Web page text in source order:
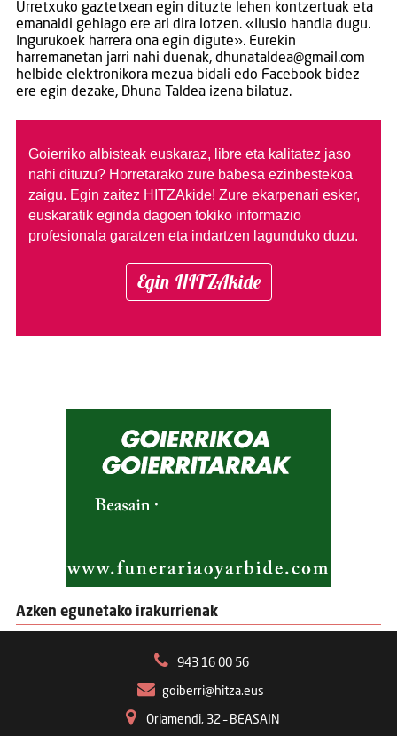
Urretxuko gaztetxean egin dituzte lehen kontzertuak eta
emanaldi gehiago ere ari dira lotzen. «Ilusio handia dugu.
Ingurukoek harrera ona egin digute». Eurekin
harremanetan jarri nahi duenak, dhunataldea@gmail.com
helbide elektronikora mezua bidali edo Facebook bidez
ere egin dezake, Dhuna Taldea izena bilatuz.
Goierriko albisteak euskaraz, libre eta kalitatez jaso
nahi dituzu? Horretarako zure babesa ezinbestekoa
zaigu. Egin zaitez HITZAkide! Zure ekarpenari esker,
euskaratik eginda dagoen tokiko informazio
profesionala garatzen eta indartzen lagunduko duzu.
Egin HITZAkide
Azken egunetako irakurrienak
943 16 00 56
goiberri@hitza.eus
Oriamendi, 32 – BEASAIN